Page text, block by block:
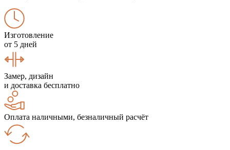
Изготовление
от 5 дней
Замер, дизайн
и доставка бесплатно
Оплата наличными, безналичный расчёт